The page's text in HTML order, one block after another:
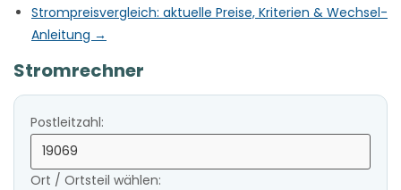
Strompreisvergleich: aktuelle Preise, Kriterien & Wechsel-
Anleitung →
Stromrechner
Postleitzahl:
Ort / Ortsteil wählen: